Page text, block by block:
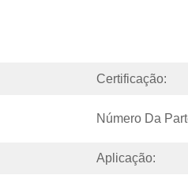
Certificação:
Número Da
Aplicação: